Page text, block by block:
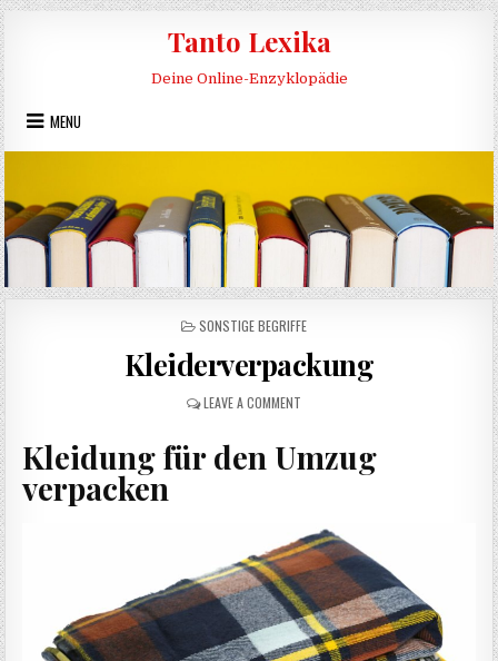
Skip to content
Tanto Lexika
Deine Online-Enzyklopädie
MENU
POSTED IN
SONSTIGE BEGRIFFE
Kleiderverpackung
LEAVE A COMMENTON KLEIDERVERPACKUNG
Kleidung für den Umzug
verpacken